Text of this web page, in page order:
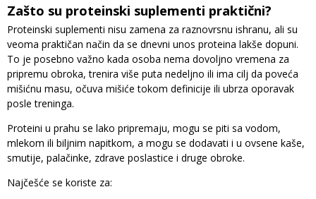
Zašto su proteinski suplementi praktični?
Proteinski suplementi nisu zamena za raznovrsnu ishranu, ali su
veoma praktičan način da se dnevni unos proteina lakše dopuni.
To je posebno važno kada osoba nema dovoljno vremena za
pripremu obroka, trenira više puta nedeljno ili ima cilj da poveća
mišićnu masu, očuva mišiće tokom definicije ili ubrza oporavak
posle treninga.
Proteini u prahu se lako pripremaju, mogu se piti sa vodom,
mlekom ili biljnim napitkom, a mogu se dodavati i u ovsene kaše,
smutije, palačinke, zdrave poslastice i druge obroke.
Najčešće se koriste za: